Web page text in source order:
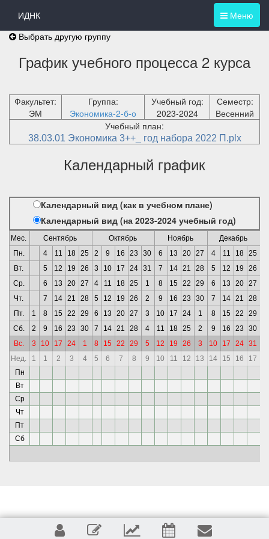
Меню
ИДНК
Выбрать другую группу
График учебного процесса 2 курса
Факультет:
ЭМ
Группа:
Экономика-2-б-о
Учебный год:
2023-2024
Семестр:
Весенний
Учебный план:
38.03.01 Экономика 3++_ год набора 2022 П.plx
Календарный график
Календарный вид (как в учебном плане)
Календарный вид (на 2023-2024 учебный год)
Мес. Сентябрь Октябрь Ноябрь
Декабрь
Пн.
4 11 18 25 2 9 16 23 30 6 13 20 27 4 11 18 25
Вт.
5 12 19 26 3 10 17 24 31 7 14 21 28 5 12 19 26
Ср.
6 13 20 27 4 11 18 25 1 8 15 22 29 6 13 20 27
Чт.
7 14 21 28 5 12 19 26 2 9 16 23 30 7 14 21 28
Пт.
1 8 15 22 29 6 13 20 27 3 10 17 24 1 8 15 22 29
Сб.
2 9 16 23 30 7 14 21 28 4 11 18 25 2 9 16 23 30
Вс.
3 10 17 24 1 8 15 22 29 5 12 19 26 3 10 17 24 31
Нед.
1 1 2 3 4 5 6 7 8 9 10 11 12 13 14 15 16 17
Пн
Вт
Ср
Чт
Пт
Сб